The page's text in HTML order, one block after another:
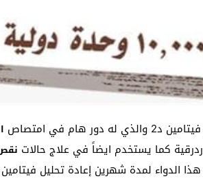
دور هام في امتصاص
كما يستخدم ايضاً في علاج حالات
الدواء لمدة شهرين إعادة تحليل